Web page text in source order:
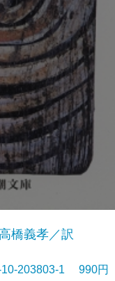
橋義孝／訳
203803-1 990円